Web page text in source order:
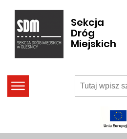
Sekcja
Dróg
Miejskich
szukaj